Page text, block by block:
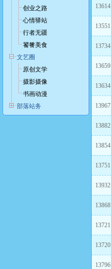
创业之路
心情驿站
行者无疆
饕餮美食
文艺圈
原创文学
摄影摄像
书画动漫
部落站务
13614
13551
13734
13659
13634
13967
13882
13854
13751
13932
13868
13721
13720
13796